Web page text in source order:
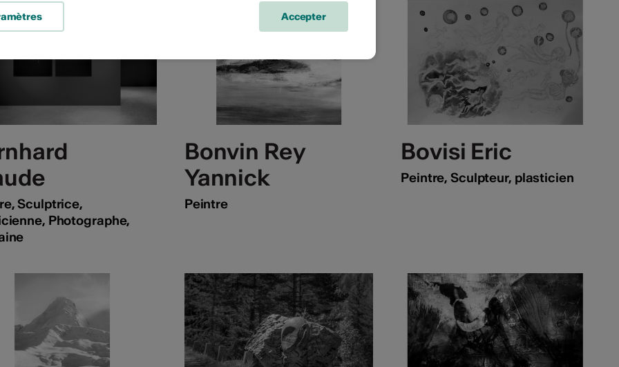
Sculptrice,
Photographe,
Bonvin Rey
Yannick
Peintre
Bovisi Eric
Peintre, Sculpteur, plasticien
Accepter